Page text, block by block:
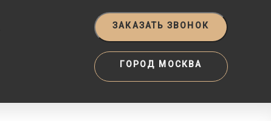
ЗАКАЗАТЬ ЗВОНОК
ГОРОД МОСКВА